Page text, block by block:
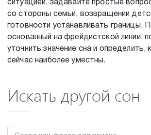
ситуацией, задавайте простые
со стороны семьи, возвращении
готовности устанавливать границы.
основанный на фрейдистской линии,
уточнить значение сна и определить,
сейчас наиболее уместны.
Искать другой сон